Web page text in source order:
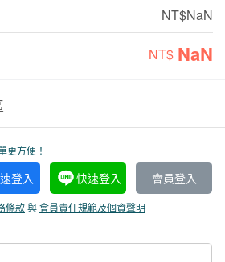
NT$NaN
NT$ NaN
更方便！
登入 快速登入 會員登入
條款與會員責任規範及個資聲明